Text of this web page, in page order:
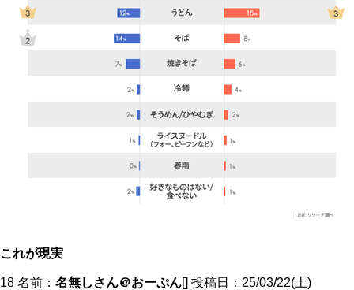
これが現実
18 名前： 名無しさん＠おーぷん[] 投稿日：25/03/22(土)